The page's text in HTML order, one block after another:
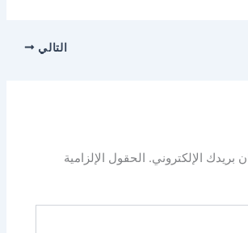
التالي
بريدك الإلكتروني.
الحقول الإلزامية